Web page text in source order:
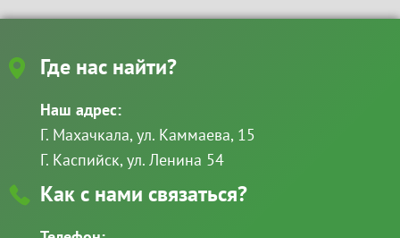
Где нас найти?
Наш адрес:
Г. Махачкала, ул. Каммаева, 15
Г. Каспийск, ул. Ленина 54
Как с нами связаться?